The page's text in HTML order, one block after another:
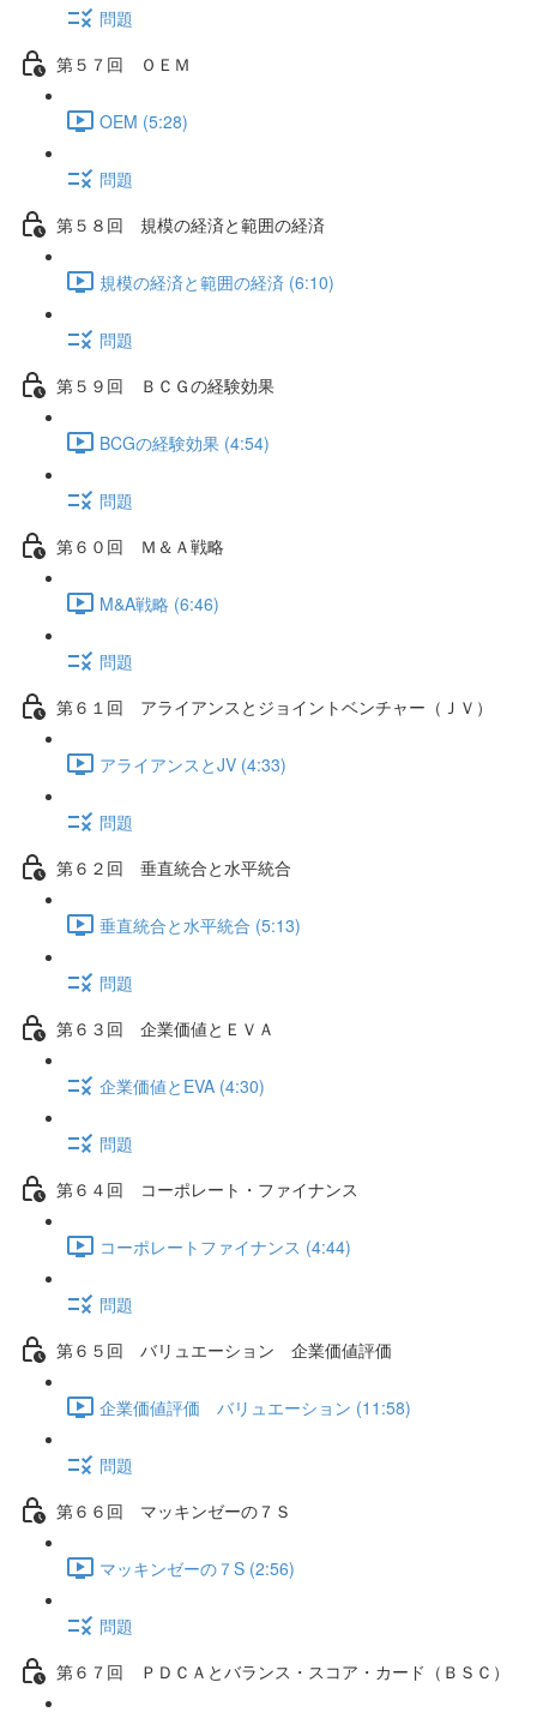
問題
第５７回 ＯＥＭ
OEM (5:28)
問題
第５８回 規模の経済と範囲の経済
規模の経済と範囲の経済 (6:10)
問題
第５９回 ＢＣＧの経験効果
BCGの経験効果 (4:54)
問題
第６０回 Ｍ＆Ａ戦略
M&A戦略 (6:46)
問題
第６１回 アライアンスとジョイントベンチャー（ＪＶ）
アライアンスとJV (4:33)
問題
第６２回 垂直統合と水平統合
垂直統合と水平統合 (5:13)
問題
第６３回 企業価値とＥＶＡ
企業価値とEVA (4:30)
問題
第６４回 コーポレート・ファイナンス
コーポレートファイナンス (4:44)
問題
第６５回 バリュエーション 企業価値評価
企業価値評価 バリュエーション (11:58)
問題
第６６回 マッキンゼーの７Ｓ
マッキンゼーの７S (2:56)
問題
第６７回 ＰＤＣＡとバランス・スコア・カード（ＢＳＣ）